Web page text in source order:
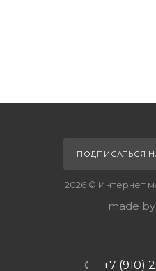
ПОДПИСАТЬСЯ
2026 © Интернет
made by
+7 (910)